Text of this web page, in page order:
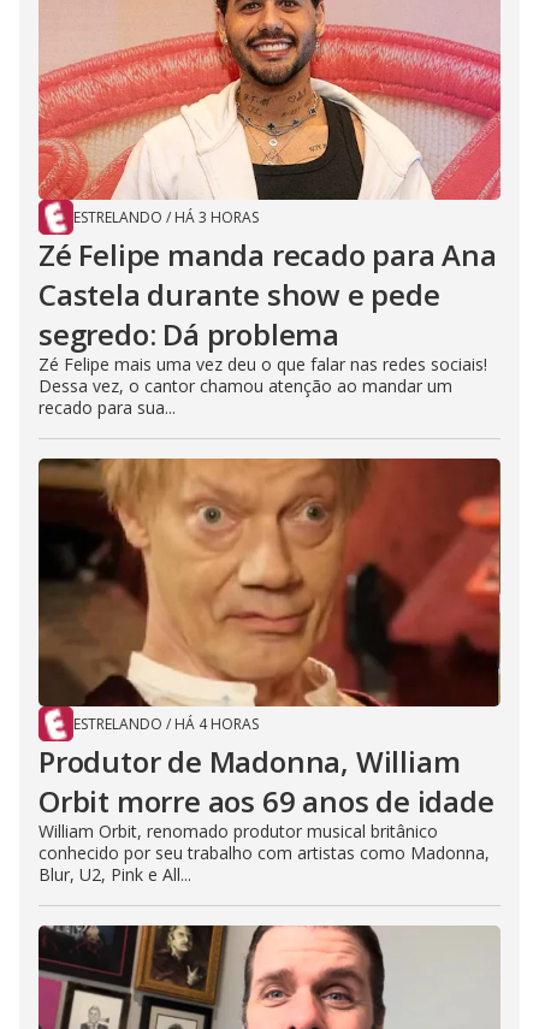
ESTRELANDO / HÁ 3 HORAS
Zé Felipe manda recado para Ana
Castela durante show e pede
segredo: Dá problema
Zé Felipe mais uma vez deu o que falar nas redes sociais!
Dessa vez, o cantor chamou atenção ao mandar um
recado para sua...
ESTRELANDO / HÁ 4 HORAS
Produtor de Madonna, William
Orbit morre aos 69 anos de idade
William Orbit, renomado produtor musical britânico
conhecido por seu trabalho com artistas como Madonna,
Blur, U2, Pink e All...